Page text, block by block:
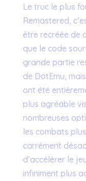
Le truc le plus
Remastered,
être recréée de
que le code
grande partie
de DotEmu,
ont été
plus agréable
nombreuses
les combats
carrément
d’accélérer le
infiniment plus